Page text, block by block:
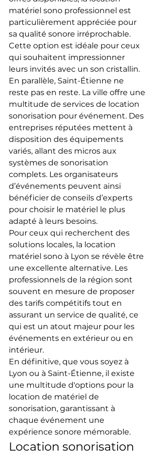
matériel sono professionnel est
particulièrement appréciée pour
sa qualité sonore irréprochable.
Cette option est idéale pour ceux
qui souhaitent impressionner
leurs invités avec un son cristallin.
En parallèle, Saint-Étienne ne
reste pas en reste. La ville offre une
multitude de services de location
sonorisation pour événement. Des
entreprises réputées mettent à
disposition des équipements
variés, allant des micros aux
systèmes de sonorisation
complets. Les organisateurs
d’événements peuvent ainsi
bénéficier de conseils d’experts
pour choisir le matériel le plus
adapté à leurs besoins.
Pour ceux qui recherchent des
solutions locales, la location
matériel sono à Lyon se révèle être
une excellente alternative. Les
professionnels de la région sont
souvent en mesure de proposer
des tarifs compétitifs tout en
assurant un service de qualité, ce
qui est un atout majeur pour les
événements en extérieur ou en
intérieur.
En définitive, que vous soyez à
Lyon ou à Saint-Étienne, il existe
une multitude d'options pour la
location de matériel de
sonorisation, garantissant à
chaque événement une
expérience sonore mémorable.
Location sonorisation